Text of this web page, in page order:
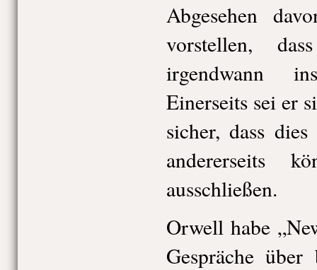
Abgesehen
vorstellen,
irgendwann
Einerseits sei er
sicher, dass
andererseits
ausschließen.
Orwell habe
Gespräche